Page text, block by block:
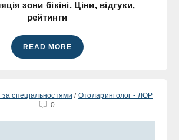
зони бікіні. Ціни, відгуки,
рейтинги
READ MORE
за спеціальностями / Отоларинголог - ЛОР
0